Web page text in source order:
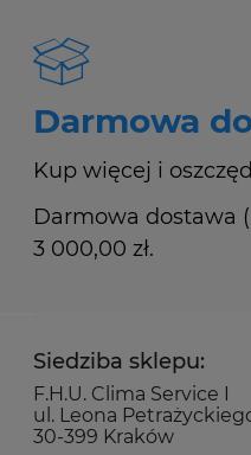
Darmowa
Kup więcej i
Darmowa dostawa
3 000,00 zł.
Siedziba sklepu:
F.H.U. Clima Service I
ul. Leona
30-399 Kraków